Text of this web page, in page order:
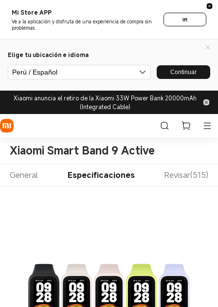
Mi Store APP
Ve a la aplicación y disfruta de una experiencia de compra sin
problemas.
IR
Elige tu ubicación e idioma
Perú / Español Continuar
Xiaomi anuncia el retiro de la Xiaomi 33W Power Bank 20000mAh
(Integrated Cable)
Xiaomi Smart Band 9 Active
General Especificaciones Revisar(515)